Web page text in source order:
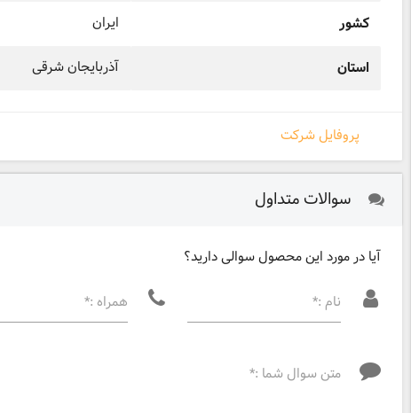
کشور ایران
استان آذربایجان شرقی
پروفایل شرکت
سوالات متداول
آیا در مورد این محصول سوالی دارید؟
نام :* همراه :*
متن سوال شما :*